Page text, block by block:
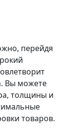
перейдя
Вы можете
толщины и
товаров.